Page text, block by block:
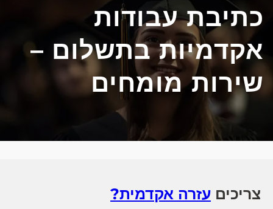
כתיבת עבודות
אקדמיות בתשלום –
שירות מומחים
צריכים עזרה אקדמית?